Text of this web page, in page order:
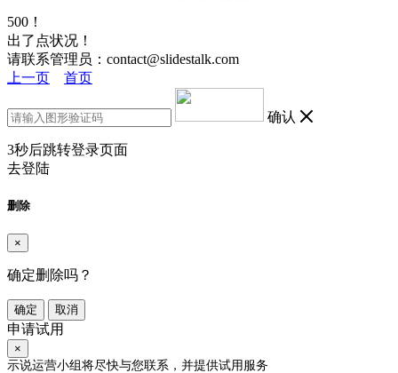
500！
出了点状况！
请联系管理员：contact@slidestalk.com
上一页
首页
确认
3秒后跳转登录页面
去登陆
删除
×
确定删除吗？
确定 取消
申请试用
×
示说运营小组将尽快与您联系，并提供试用服务